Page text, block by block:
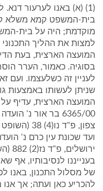
(1) (א) באנו לערעור
בית-המשפט קמא משלא
מוקדמת; היה על בית-
למצות את ההליך
המועצה הארצית, בעת
בסוגיה. כאמור, הערר
לעניין זה כשלעצמו. ועם
שניתן לעשותו באמצעות
המועצה הארצית, עדיף
6365/00 בר אור נ'
ועד שכונת עין כרם נ'
בענייננו לנסיבותיו, אף
של מסלול התכנון, באנו
להכריע כאן ועתה; אך אנו